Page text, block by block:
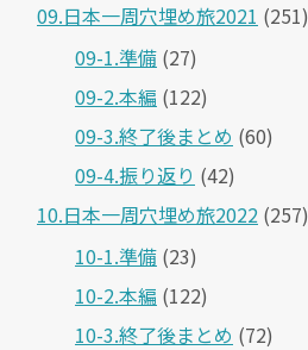
09.日本一周穴埋め旅2021 (251)
09-1.準備 (27)
09-2.本編 (122)
09-3.終了後まとめ (60)
09-4.振り返り (42)
10.日本一周穴埋め旅2022 (257)
10-1.準備 (23)
10-2.本編 (122)
10-3.終了後まとめ (72)